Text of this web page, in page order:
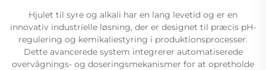
Hjulet til syre og alkali har en lang levetid og er en
innovativ industrielle løsning, der er designet til præcis pH-
regulering og kemikaliestyring i produktionsprocesser.
Dette avancerede system integrerer automatiserede
overvågnings- og doseringsmekanismer for at opretholde